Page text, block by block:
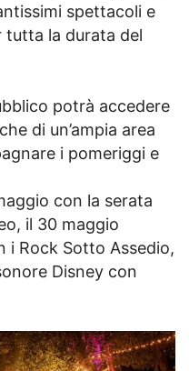
spettacoli e
tutta la durata del
potrà accedere
di un’ampia area
i pomeriggi e
con la serata
il 30 maggio
i Rock Sotto Assedio,
Disney con